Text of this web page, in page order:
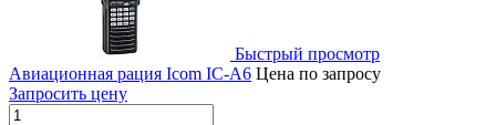
Быстрый просмотр
Авиационная рация Icom IC-A6 Цена по запросу
Запросить цену